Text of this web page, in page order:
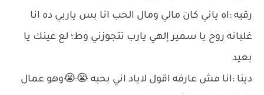
رقيه :اه ياني كان مالي ومال الحب انا بس ياربي ده انا
غلبانه روح يا سمير إلهي يارب تتجوزني وط؛ لع عينك يا
بعيد
دينا :انا مش عارفه اقول لاياد اني بحبه 😭😭وهو عمال